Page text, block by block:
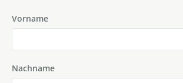
Vorname
Nachname